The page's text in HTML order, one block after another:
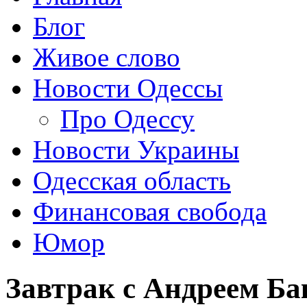
Блог
Живое слово
Новости Одессы
Про Одессу
Новости Украины
Одесская область
Финансовая свобода
Юмор
Завтрак с Андреем